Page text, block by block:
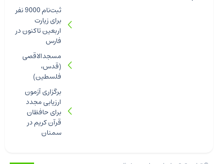
ثبت‌نام 9000 نفر
برای زیارت
اربعین تاکنون در
فارس
مسجدالاقصی
(قدس،
فلسطین)
برگزاری آزمون
ارزیابی مجدد
برای حافظان
قرآن کریم در
سمنان